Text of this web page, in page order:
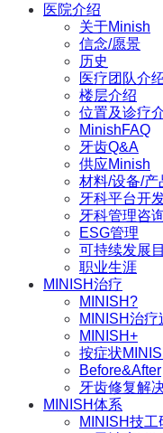
医院介绍
关于Minish
信念/愿景
历史
医疗团队介
楼层介绍
位置及诊疗
MinishFAQ
牙齿Q&A
供应Minish
材料/设备/产
牙科平台开
牙科管理咨
ESG管理
可持续发展
职业生涯
MINISH治疗
MINISH?
MINISH治疗
MINISH+
按症状
Before&After
牙齿修复解
MINISH体系
MINISH技工